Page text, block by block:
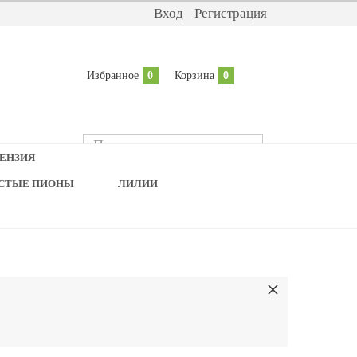
Вход Регистрация
Избранное 0 Корзина 0
ПИОНЫ ЛИЛИИ
×